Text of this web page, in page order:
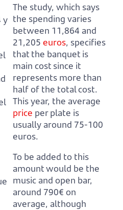
y
The study, which says
the spending varies
between 11,864 and
21,205 euros, specifies
that the banquet is
main cost since it
represents more than
half of the total cost.
This year, the average
price per plate is
usually around 75-100
euros.
To be added to this
amount would be the
music and open bar,
around 790€ on
average, although